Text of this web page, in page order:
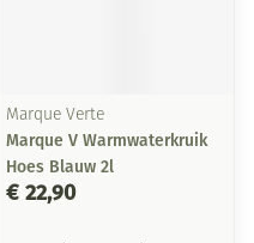
Marque Verte
Marque V Warmwaterkruik
Hoes Blauw 2l
€ 22,90